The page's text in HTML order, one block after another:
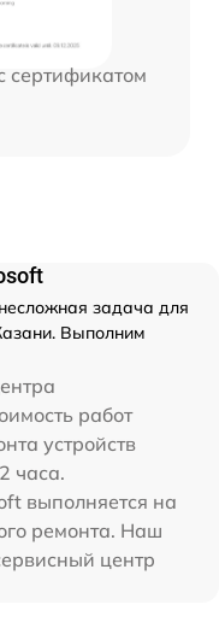
сертификатом
задача для
Выполним
работ
устройств
часа.
выполняется на
ремонта. Наш
центр